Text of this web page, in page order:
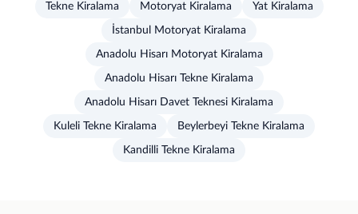
Tekne Kiralama Motoryat Kiralama Yat Kiralama
İstanbul Motoryat Kiralama
Anadolu Hisarı Motoryat Kiralama
Anadolu Hisarı Tekne Kiralama
Anadolu Hisarı Davet Teknesi Kiralama
Kuleli Tekne Kiralama Beylerbeyi Tekne Kiralama
Kandilli Tekne Kiralama